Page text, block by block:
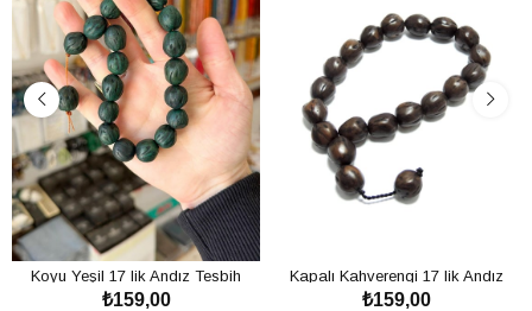
Koyu Yeşil 17 lik Andız Tesbih
₺159,00
Kapalı Kahverengi 17 lik Andız
Tesbih
₺159,00